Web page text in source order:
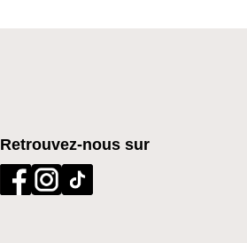
Retrouvez-nous sur